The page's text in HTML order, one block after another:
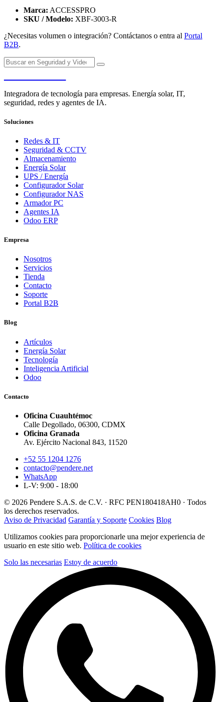
Marca: ACCESSPRO
SKU / Modelo: XBF-3003-R
¿Necesitas volumen o integración? Contáctanos o entra al Portal
B2B.
Integradora de tecnología para empresas. Energía solar, IT,
seguridad, redes y agentes de IA.
Soluciones
Redes & IT
Seguridad & CCTV
Almacenamiento
Energía Solar
UPS / Energía
Configurador Solar
Configurador NAS
Armador PC
Agentes IA
Odoo ERP
Empresa
Nosotros
Servicios
Tienda
Contacto
Soporte
Portal B2B
Blog
Artículos
Energía Solar
Tecnología
Inteligencia Artificial
Odoo
Contacto
Oficina Cuauhtémoc
Calle Degollado, 06300, CDMX
Oficina Granada
Av. Ejército Nacional 843, 11520
+52 55 1204 1276
contacto@pendere.net
WhatsApp
L-V: 9:00 - 18:00
© 2026 Pendere S.A.S. de C.V. · RFC PEN180418AH0 · Todos
los derechos reservados.
Aviso de Privacidad Garantía y Soporte Cookies Blog
Utilizamos cookies para proporcionarle una mejor experiencia de
usuario en este sitio web. Política de cookies
Solo las necesarias Estoy de acuerdo